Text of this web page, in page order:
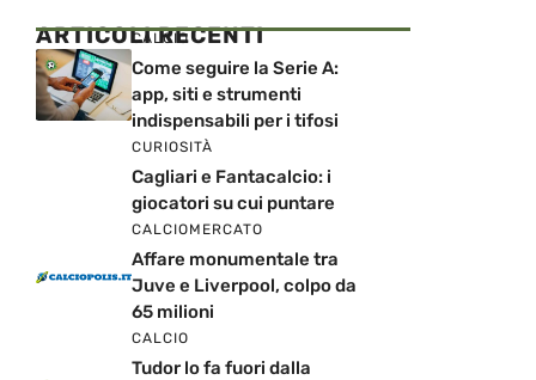
ARTICOLI RECENTI
CALCIO
Come seguire la Serie A:
app, siti e strumenti
indispensabili per i tifosi
CURIOSITÀ
Cagliari e Fantacalcio: i
giocatori su cui puntare
CALCIOMERCATO
Affare monumentale tra
Juve e Liverpool, colpo da
65 milioni
CALCIO
Tudor lo fa fuori dalla